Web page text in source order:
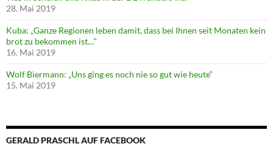
28. Mai 2019
Kuba: „Ganze Regionen leben damit, dass bei Ihnen seit Monaten kein
brot zu bekommen ist…“
16. Mai 2019
Wolf Biermann: „Uns ging es noch nie so gut wie heute“
15. Mai 2019
GERALD PRASCHL AUF FACEBOOK